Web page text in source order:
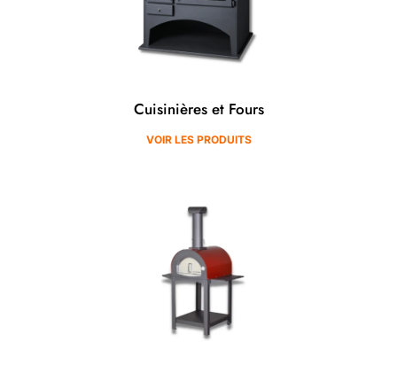
Cuisinières et Fours
VOIR LES PRODUITS